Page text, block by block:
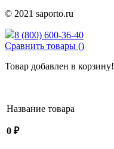
© 2021 saporto.ru
8 (800) 600-36-40
Сравнить товары ()
Товар добавлен в корзину!
Название товара
0 ₽